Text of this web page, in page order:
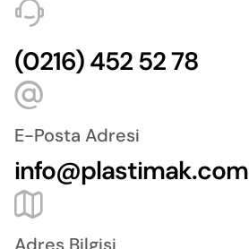
(0216) 452 52 78
E-Posta Adresi
info@plastimak.com
Adres Bilgisi